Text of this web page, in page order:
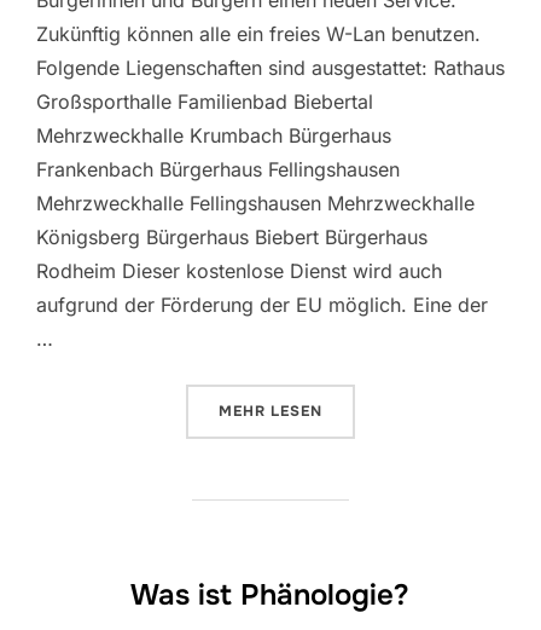
Zukünftig können alle ein freies W-Lan benutzen.
Folgende Liegenschaften sind ausgestattet: Rathaus
Großsporthalle Familienbad Biebertal
Mehrzweckhalle Krumbach Bürgerhaus
Frankenbach Bürgerhaus Fellingshausen
Mehrzweckhalle Fellingshausen Mehrzweckhalle
Königsberg Bürgerhaus Biebert Bürgerhaus
Rodheim Dieser kostenlose Dienst wird auch
aufgrund der Förderung der EU möglich. Eine der
…
MEHR ÜBER „FREIES ÖFFENTLICHES
LESEN
Was ist Phänologie?